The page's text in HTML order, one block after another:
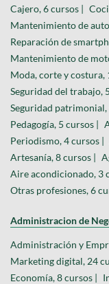
Cajero, 6 cursos |
Mantenimiento de
Reparación de
Mantenimiento de
Moda, corte y costura,
Seguridad del trabajo,
Seguridad patrimonial,
Pedagogía, 5 cursos |
Periodismo, 4 cursos |
Artesanía, 8 cursos |
Aire acondicionado, 3
Otras profesiones, 6
Administracion de
Administración y
Marketing digital, 24
Economía, 8 cursos |